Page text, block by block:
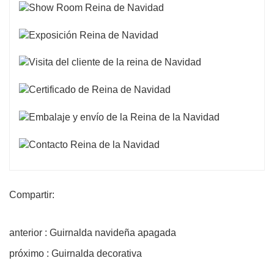
Compartir:
anterior : Guirnalda navideña apagada
próximo : Guirnalda decorativa